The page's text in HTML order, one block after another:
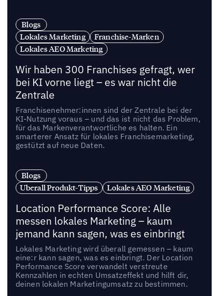
Blogs
Lokales Marketing
Franchise-Marken
Lokales AEO Marketing
Wir haben 300 Franchises gefragt, wer
bei KI vorne liegt – es war nicht die
Zentrale
Franchisenehmer:innen sind der Zentrale bei der
KI-Nutzung voraus – und das ist nicht das Problem,
für das Markenverantwortliche es halten. Ein
smarterer Ansatz für lokales Franchisemarketing,
gestützt auf neue Daten.
Blogs
Uberall Produkt-Tipps
Lokales AEO Marketing
Location Performance Score: Alle
messen lokales Marketing – kaum
jemand kann sagen, was es einbringt
Lokales Marketing wird überall gemessen – kaum
eine:r kann sagen, was es einbringt. Der Location
Performance Score verwandelt verstreute
Kennzahlen in echten Umsatzeffekt und hilft dir,
deinen lokalen Marketingumsatz zu bestimmen.